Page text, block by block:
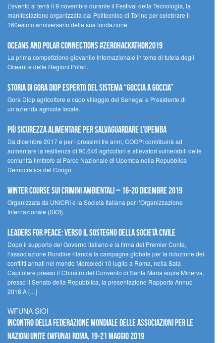
L’evento si terrà il 9 novembre durante il Festival della Tecnologia, la
manifestazione organizzata dal Politecnico di Torino per celebrare il
160esimo anniversario della sua fondazione.
Oceans and Polar Connections #ZEROHackathon2019
La prima competizione giovanile Internazionale in tema di tutela degli
Oceani e delle Regioni Polari.
STORIA DI GORA DIOP ESPERTO DEL SISTEMA “GOCCIA A GOCCIA”
Gora Diop agricoltore e capo villaggio del Senegal e Presidente di
un’azienda agricola locale.
Più sicurezza alimentare per salvaguardare l’Upemba
Da dicembre 2017 e per i prossimi tre anni, COOPI contribuirà ad
aumentare la resilienza di 90.646 agricoltori e allevatori vulnerabili delle
comunità limitrofe al Parco Nazionale di Upemba nella Repubblica
Democratica del Congo.
Winter Course sui Crimini Ambientali – 16-20 Dicembre 2019
Organizzata da UNICRI e la Società Italiana per l’Organizzazione
Internazionale (SIOI).
Leaders for peace: verso il sostegno della società civile
Dopo il supporto del Governo italiano e la firma del Premier Conte,
l’associazione Rondine rilancia la campagna globale per la riduzione dei
conflitti armati nel mondo Mercoledì 10 luglio a Roma, nella Sala
Capitolare presso il Chiostro del Convento di Santa Maria sopra Minerva,
presso il Senato della Repubblica, la presentazione Rapporto Annuo
2018 A […]
WFUNA SIOI
Incontro della Federazione Mondiale delle Associazioni per le
Nazioni Unite (WFUNA) Roma, 19-21 maggio 2019